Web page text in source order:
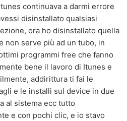
continuava a darmi errore
disinstallato qualsiasi
ora ho disinstallato quella
non serve più ad un tubo, in
programmi free che fanno
bene il lavoro di Itunes e
addirittura ti fai le
e le installi sul device in due
al sistema ecc tutto
e con pochi clic, e io stavo